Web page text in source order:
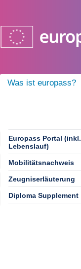
Was ist europass?
Europass Portal (inkl.
Lebenslauf)
Mobilitätsnachweis
Zeugniserläuterung
Diploma Supplement